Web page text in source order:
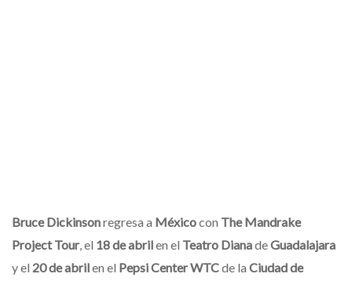
Bruce Dickinsonregresa a Méxicocon The Mandrake
Project Tour, el 18 de abrilen el Teatro DianadeGuadalajara
y el 20 de abrilen el Pepsi Center WTCde la Ciudad de